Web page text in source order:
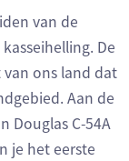
van de
De
ons land dat
Aan de
Douglas C-54A
je het eerste